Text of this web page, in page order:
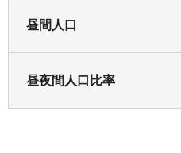
昼間人口
昼夜間人口比率